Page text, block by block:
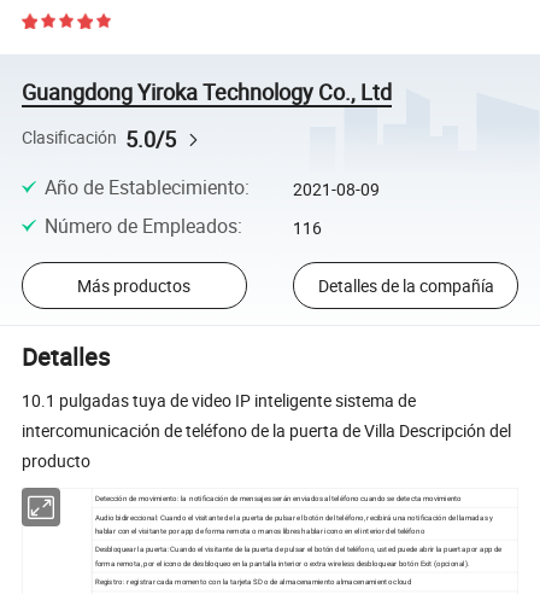
Guangdong Yiroka Technology Co., Ltd
Clasificación 5.0/5
Año de Establecimiento: 2021-08-09
Número de Empleados: 116
Más productos Detalles de la compañía
Detalles
10.1 pulgadas tuya de video IP inteligente sistema de
intercomunicación de teléfono de la puerta de Villa Descripción del
producto
Detección de movimiento: la notificación de mensajes serán enviados al teléfono cuando se detecta movimiento
Audio bidireccional: Cuando el visitante de la puerta de pulsar el botón del teléfono, recibirá una notificación de llamadas y
hablar con el visitante por app de forma remota o manos libres hablar icono en el interior del teléfono
Desbloquear la puerta: Cuando el visitante de la puerta de pulsar el botón del teléfono, usted puede abrir la puerta por app de
forma remota, por el icono de desbloqueo en la pantalla interior o extra wireless desbloquear botón Exit (opcional).
Registro: registrar cada momento con la tarjeta SD o de almacenamiento almacenamiento cloud